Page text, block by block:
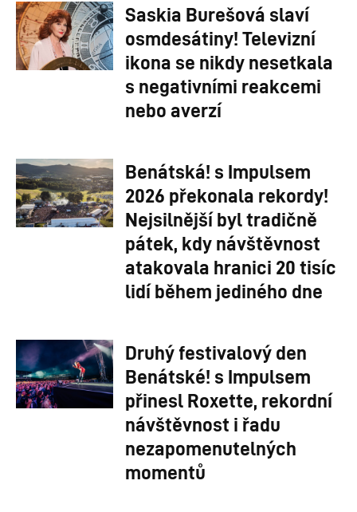
Saskia Burešová slaví
osmdesátiny! Televizní
ikona se nikdy nesetkala
s negativními reakcemi
nebo averzí
Benátská! s Impulsem
2026 překonala rekordy!
Nejsilnější byl tradičně
pátek, kdy návštěvnost
atakovala hranici 20 tisíc
lidí během jediného dne
Druhý festivalový den
Benátské! s Impulsem
přinesl Roxette, rekordní
návštěvnost i řadu
nezapomenutelných
momentů